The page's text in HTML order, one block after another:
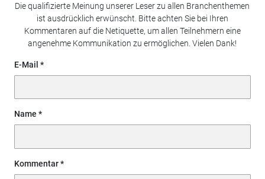
Die qualifizierte Meinung unserer Leser zu allen Branchenthemen
ist ausdrücklich erwünscht. Bitte achten Sie bei Ihren
Kommentaren auf die Netiquette, um allen Teilnehmern eine
angenehme Kommunikation zu ermöglichen. Vielen Dank!
E-Mail
Name
Kommentar